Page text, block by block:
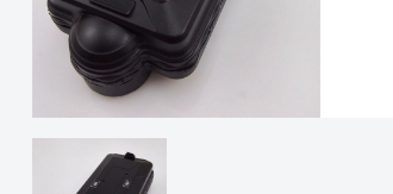
GPS-GSM:
Датчик вибрации и движения:
A-GPS: